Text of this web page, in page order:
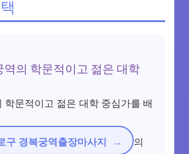
역의 학문적이고 젊은 대학
학문적이고 젊은 대학 중심가를 배
구 경복궁역출장마사지
의